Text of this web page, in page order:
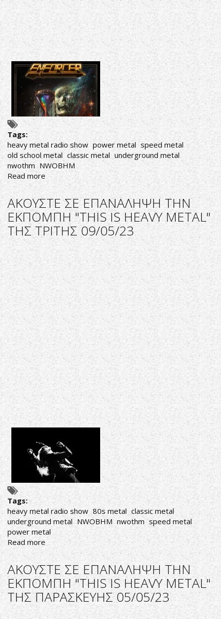
Tags:
heavy metal radio show power metal speed metal
old school metal classic metal underground metal
nwothm NWOBHM
Read more about
ΑΚΟΥΣΤΕ
ΣΕ
ΕΠΑΝΑΛΗΨΗ
ΤΗΝ
ΕΚΠΟΜΠΗ
"THIS
IS
HEAVY
METAL"
ΤΗΣ
ΠΑΡΑΣΚΕΥΗΣ
12/05/23
ΑΚΟΥΣΤΕ ΣΕ ΕΠΑΝΑΛΗΨΗ ΤΗΝ
ΕΚΠΟΜΠΗ "THIS IS HEAVY METAL"
ΤΗΣ ΤΡΙΤΗΣ 09/05/23
Tags:
heavy metal radio show 80s metal classic metal
underground metal NWOBHM nwothm speed metal
power metal
Read more about
ΑΚΟΥΣΤΕ
ΣΕ
ΕΠΑΝΑΛΗΨΗ
ΤΗΝ
ΕΚΠΟΜΠΗ
"THIS
IS
ΑΚΟΥΣΤΕ ΣΕ ΕΠΑΝΑΛΗΨΗ ΤΗΝ
ΕΚΠΟΜΠΗ "THIS IS HEAVY METAL"
ΤΗΣ ΠΑΡΑΣΚΕΥΗΣ 05/05/23